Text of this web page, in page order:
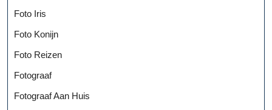
Foto Iris
Foto Konijn
Foto Reizen
Fotograaf
Fotograaf Aan Huis